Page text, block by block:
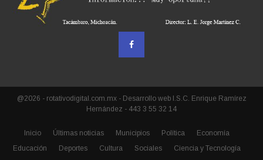
@2026 - rotativodigital.com.mx - Desarrollo web I.S.C. Enrique Ramírez
Hernández - 443 3 55 32 14
Inicio Últimas noticias Municipios Política
Economía
Educación
Deportes Cultura Sociales
Ciencia y Tecnología